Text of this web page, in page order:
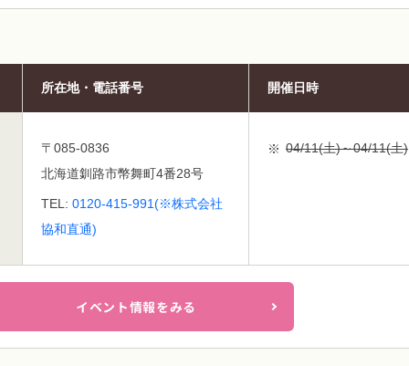
所在地・電話番号
〒085-0836
北海道釧路市幣舞町4番28号
TEL: 0120-415-991(※株式会社
協和直通)
開催日時
04/11(土)～04/11(土)
イベント情報をみる